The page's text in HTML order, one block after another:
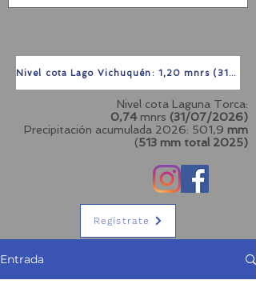
Nivel cota Lago Vichuquén: 1,20 mnrs (31/07/2026)
Nivel cota Laguna Torca:
0,74mnrs (31/07/2026)
Precipitación acumulada 2026: 501,9 mm
(513 mm total 2025)
Regístrate
Entrada